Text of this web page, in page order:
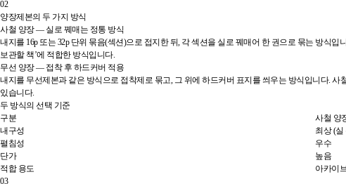
02
양장제본의 두 가지 방식
사철 양장 — 실로 꿰매는 정통 방식
내지를 16p 또는 32p 단위 묶음(섹션)으로 접지한 뒤, 각 섹션을 실로 꿰매어 한 권으로 묶는 방식
보관할 책’에 적합한 방식입니다.
무선 양장 — 접착 후 하드커버 적용
내지를 무선제본과 같은 방식으로 접착제로 묶고, 그 위에 하드커버 표지를 씌우는 방식입니다.
있습니다.
두 방식의 선택 기준
구분
사철 양
내구성
최상 (실
펼침성
우수
단가
높음
적합 용도
아카이
03